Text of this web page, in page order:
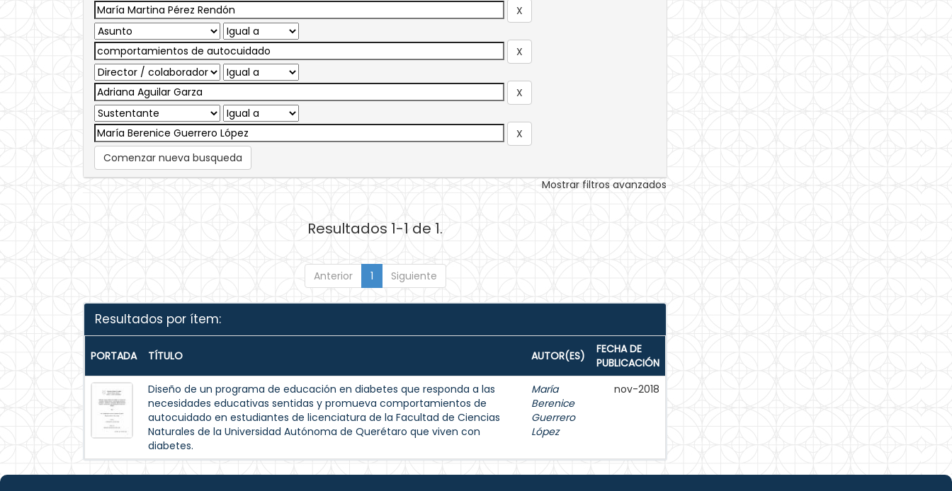
Comenzar nueva busqueda
Mostrar filtros avanzados
Resultados 1-1 de 1.
Anterior 1 Siguiente
Resultados por ítem:
PORTADA TÍTULO AUTOR(ES)
FECHA DE
PUBLICACIÓN
Diseño de un programa de educación en diabetes que responda a las
necesidades educativas sentidas y promueva comportamientos de
autocuidado en estudiantes de licenciatura de la Facultad de Ciencias
Naturales de la Universidad Autónoma de Querétaro que viven con
diabetes.
María
Berenice
Guerrero
López
nov-2018